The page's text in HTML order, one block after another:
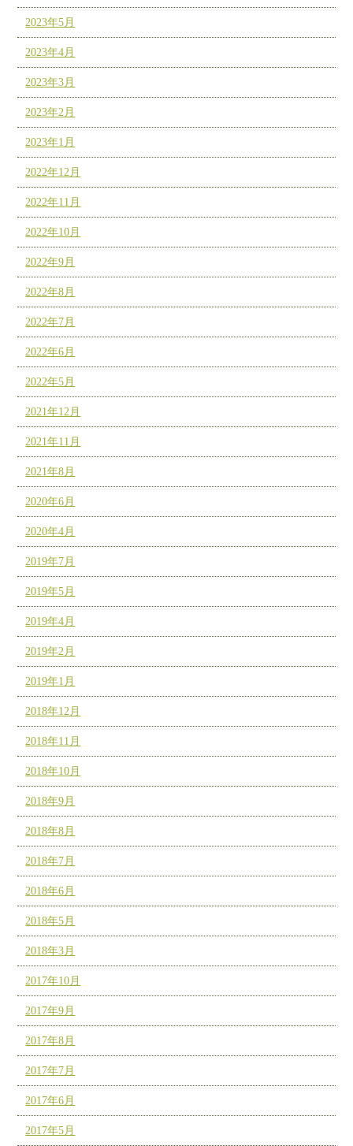
2023年5月
2023年4月
2023年3月
2023年2月
2023年1月
2022年12月
2022年11月
2022年10月
2022年9月
2022年8月
2022年7月
2022年6月
2022年5月
2021年12月
2021年11月
2021年8月
2020年6月
2020年4月
2019年7月
2019年5月
2019年4月
2019年2月
2019年1月
2018年12月
2018年11月
2018年10月
2018年9月
2018年8月
2018年7月
2018年6月
2018年5月
2018年3月
2017年10月
2017年9月
2017年8月
2017年7月
2017年6月
2017年5月